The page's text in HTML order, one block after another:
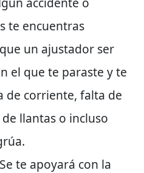
te encuentras
un ajustador ser
el que te paraste y te
de corriente, falta de
llantas o incluso
te apoyará con la